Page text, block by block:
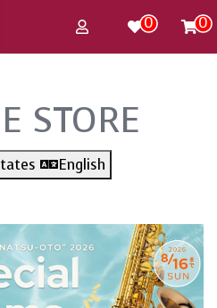
0 0
STORE
English